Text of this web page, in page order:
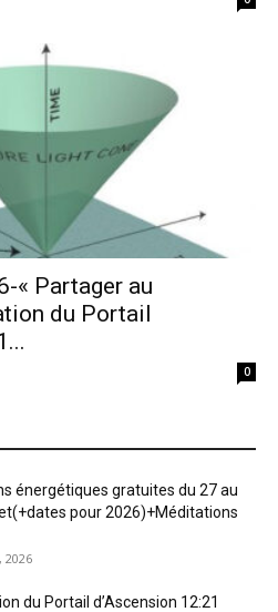
« Partager au
du Portail
0
énergétiques gratuites du 27 au
pour 2026)+Méditations
2026
du Portail d’Ascension 12:21